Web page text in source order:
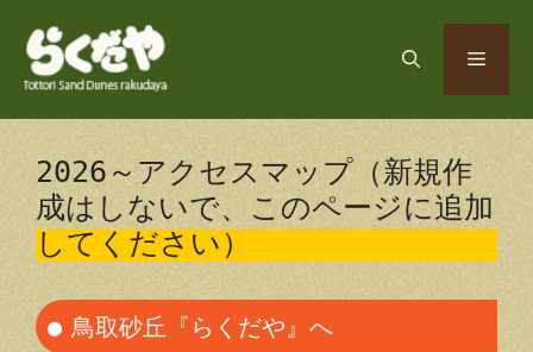
ツ
へ
ス
キ
ッ
プ
メ
ニ
ュ
ー
2026～アクセスマップ（新規作
成はしないで、このページに追加
してください）
鳥取砂丘『らくだや』へ